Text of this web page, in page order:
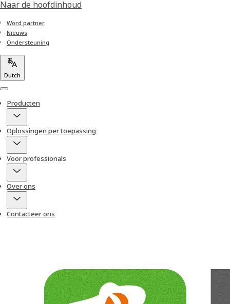
Naar de hoofdinhoud
Word partner
Nieuws
Ondersteuning
Dutch
Menu
Producten
Oplossingen per toepassing
Voor professionals
Over ons
Contacteer ons